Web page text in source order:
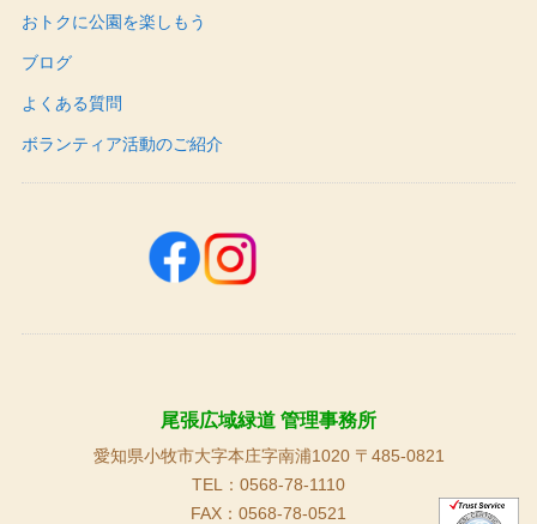
おトクに公園を楽しもう
ブログ
よくある質問
ボランティア活動のご紹介
尾張広域緑道 管理事務所
愛知県小牧市大字本庄字南浦1020 〒485-0821
TEL：0568-78-1110
FAX：0568-78-0521